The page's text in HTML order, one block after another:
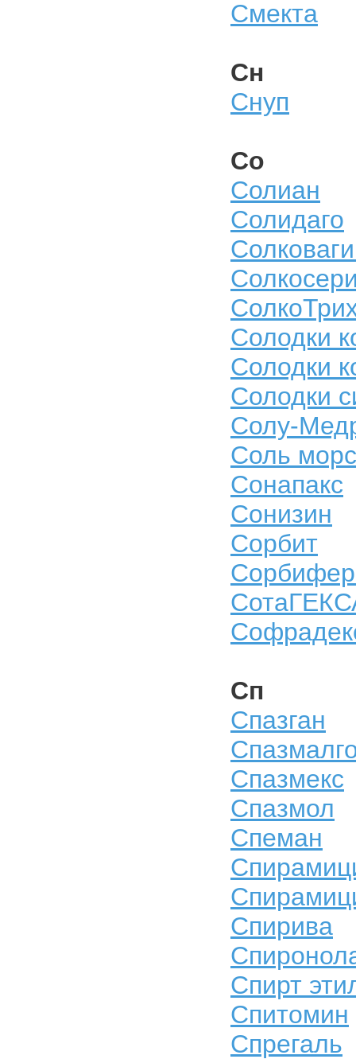
Смекта
Сн
Снуп
Со
Солиан
Солидаго
Солодки
Солодки
Солодки
Солу-
Соль
Сонапакс
Сонизин
Сорбит
Сп
Спазган
Спазмекс
Спазмол
Спеман
Спирива
Спирт
Спитомин
Спрегаль